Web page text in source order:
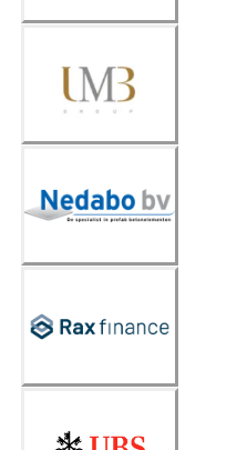
UMB
Group
Nedabo
B.V.
Rax
Finance